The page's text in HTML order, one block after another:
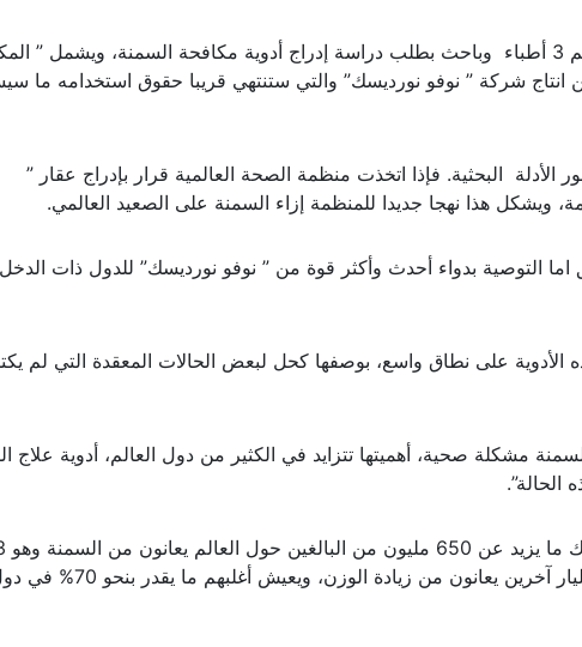
وقد تقدم باحثين في الولايات المتحدة من بينهم 3 أطباء وباحث بطلب دراسة إدراج أدوية مكافحة السمنة، ويشمل ”
انتاج شركة ” نوفو نورديسك” والتي ستنتهي قريبا حقوق استخدامه ما
البحثية. فإذا اتخذت منظمة الصحة العالمية قرار بإدراج عقار ”
ويشكل هذا نهجا جديدا للمنظمة إزاء السمنة على الصعيد العالمي.
التوصية بدواء أحدث وأكثر قوة من ” نوفو نورديسك” للدول ذات الدخل
على نطاق واسع، بوصفها كحل لبعض الحالات المعقدة التي لم
مشكلة صحية، أهميتها تتزايد في الكثير من دول العالم، أدوية علاج
ما سجل عام 1975، ويوجد ما يقدر نحو 1.3 مليار آخرين يعانون من زيادة الوزن، ويعيش أغلبهم ما